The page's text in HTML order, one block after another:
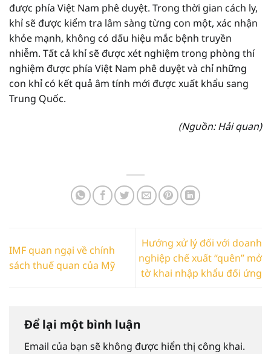
được phía Việt Nam phê duyệt. Trong thời gian cách ly,
khỉ sẽ được kiểm tra lâm sàng từng con một, xác nhận
khỏe mạnh, không có dấu hiệu mắc bệnh truyền
nhiễm. Tất cả khỉ sẽ được xét nghiệm trong phòng thí
nghiệm được phía Việt Nam phê duyệt và chỉ những
con khỉ có kết quả âm tính mới được xuất khẩu sang
Trung Quốc.
(Nguồn: Hải quan)
IMF quan ngại về chính
sách thuế quan của Mỹ
Hướng xử lý đối với doanh
nghiệp chế xuất “quên” mở
tờ khai nhập khẩu đối ứng
Để lại một bình luận
Email của bạn sẽ không được hiển thị công khai.